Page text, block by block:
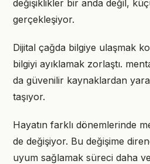
değişiklikler bir anda değil,
gerçekleşiyor.
Dijital çağda bilgiye ulaşmak
bilgiyi ayıklamak zorlaştı.
da güvenilir kaynaklardan
taşıyor.
Hayatın farklı dönemlerinde
de değişiyor. Bu değişime
uyum sağlamak süreci daha